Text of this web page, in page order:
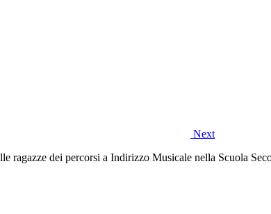
Next
ragazze dei percorsi a Indirizzo Musicale nella Scuola